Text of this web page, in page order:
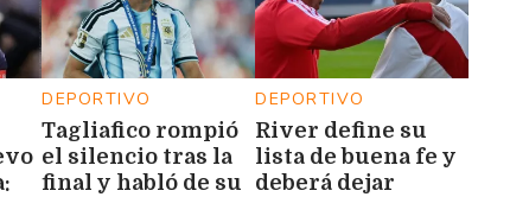
DEPORTIVO
Tagliafico rompió
el silencio tras la
final y habló de su
DEPORTIVO
River define su
lista de buena fe y
deberá dejar